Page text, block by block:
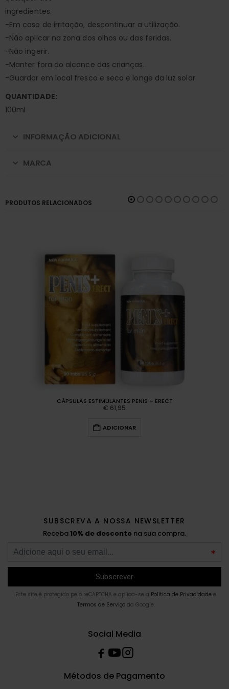
ingredientes.
-Em caso de irritação, descontinuar a utilização.
-Não aplicar na zona dos olhos ou das feridas.
-Não ingerir.
-Manter fora do alcance das crianças.
-Guardar em local fresco e seco e longe da luz solar.
QUANTIDADE:
100ml
INFORMAÇÃO ADICIONAL
MARCA
PRODUTOS RELACIONADOS
CÁPSULAS ESTIMULANTES PENIS + ERECT
€ 61,95
ADICIONAR
SUBSCREVA A NOSSA NEWSLETTER
Receba10% de desconto na sua compra.
Este site é protegido pelo reCAPTCHA e aplica-se a Politica de Privacidade e
Termos de Serviçoda Google.
Social Media
Métodos de Pagamento